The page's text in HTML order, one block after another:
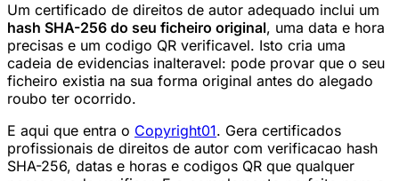
Um certificado de direitos de autor adequado inclui um
hash SHA-256 do seu ficheiro original, uma data e hora
precisas e um codigo QR verificavel. Isto cria uma
cadeia de evidencias inalteravel: pode provar que o seu
ficheiro existia na sua forma original antes do alegado
roubo ter ocorrido.
E aqui que entra o Copyright01. Gera certificados
profissionais de direitos de autor com verificacao hash
SHA-256, datas e horas e codigos QR que qualquer